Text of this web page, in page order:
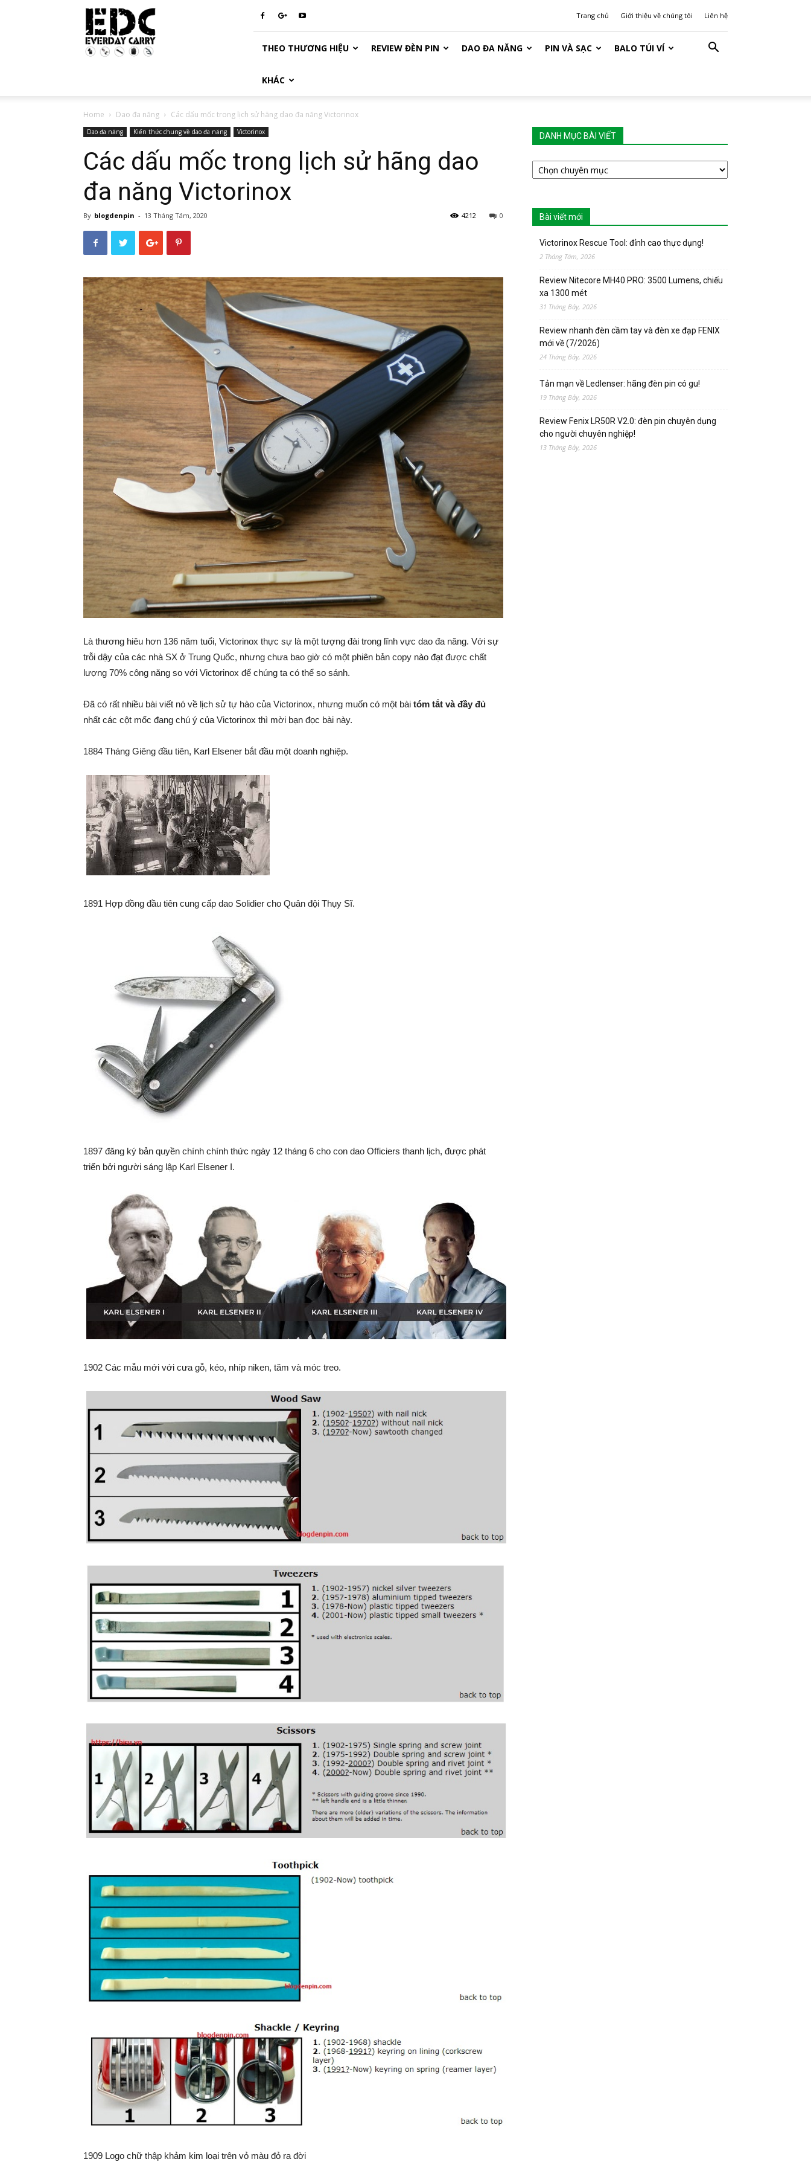
Chuyên
trang
EDC
Trang chủ Giới thiệu về chúng tôi Liên hệ
THEO THƯƠNG HIỆU REVIEW ĐÈN PIN DAO ĐA NĂNG PIN VÀ SẠC BALO TÚI VÍ
KHÁC
Home Dao đa năng Các dấu mốc trong lịch sử hãng dao đa năng Victorinox
Dao đa năng Kiến thức chung về dao đa năng Victorinox
Các dấu mốc trong lịch sử hãng dao
đa năng Victorinox
By blogdenpin - 13 Tháng Tám, 2020 0
4212
Là thương hiêu hơn 136 năm tuổi, Victorinox thực sự là một tượng đài trong lĩnh vực dao đa năng. Với sự
trỗi dậy của các nhà SX ở Trung Quốc, nhưng chưa bao giờ có một phiên bản copy nào đạt được chất
lượng 70% công năng so với Victorinox để chúng ta có thể so sánh.
Đã có rất nhiều bài viết nó về lịch sử tự hào của Victorinox, nhưng muốn có một bài tóm tắt và đầy đủ
nhất các cột mốc đang chú ý của Victorinox thì mời bạn đọc bài này.
1884 Tháng Giêng đầu tiên, Karl Elsener bắt đầu một doanh nghiệp.
1891 Hợp đồng đầu tiên cung cấp dao Solidier cho Quân đội Thụy Sĩ.
1897 đăng ký bản quyền chính chính thức ngày 12 tháng 6 cho con dao Officiers thanh lịch, được phát
triển bởi người sáng lập Karl Elsener I.
1902 Các mẫu mới với cưa gỗ, kéo, nhíp niken, tăm và móc treo.
1909 Logo chữ thập khảm kim loại trên vỏ màu đỏ ra đời
DANH MỤC BÀI VIẾT
DANH
MỤC
Bài viết mới
Victorinox Rescue Tool: đỉnh cao thực dụng!
2 Tháng Tám, 2026
Review Nitecore MH40 PRO: 3500 Lumens, chiếu
xa 1300 mét
31 Tháng Bảy, 2026
Review nhanh đèn cầm tay và đèn xe đạp FENIX
mới về (7/2026)
24 Tháng Bảy, 2026
Tản mạn về Ledlenser: hãng đèn pin có gu!
19 Tháng Bảy, 2026
Review Fenix LR50R V2.0: đèn pin chuyên dụng
cho người chuyên nghiệp!
13 Tháng Bảy, 2026